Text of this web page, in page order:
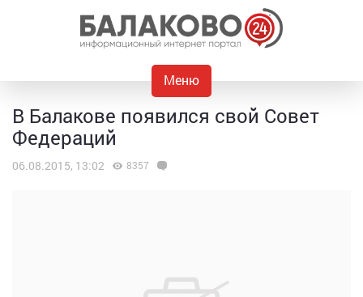
Меню
В Балакове появился свой Совет
Федераций
06.08.2015, 13:02 8357